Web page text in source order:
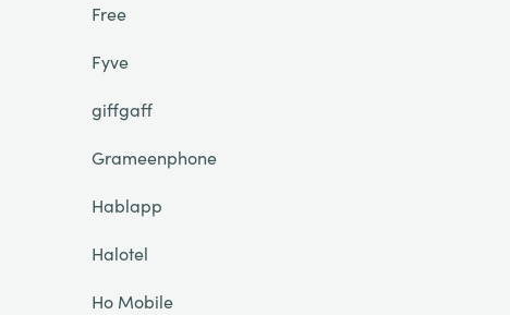
Free
Fyve
giffgaff
Grameenphone
Hablapp
Halotel
Ho Mobile